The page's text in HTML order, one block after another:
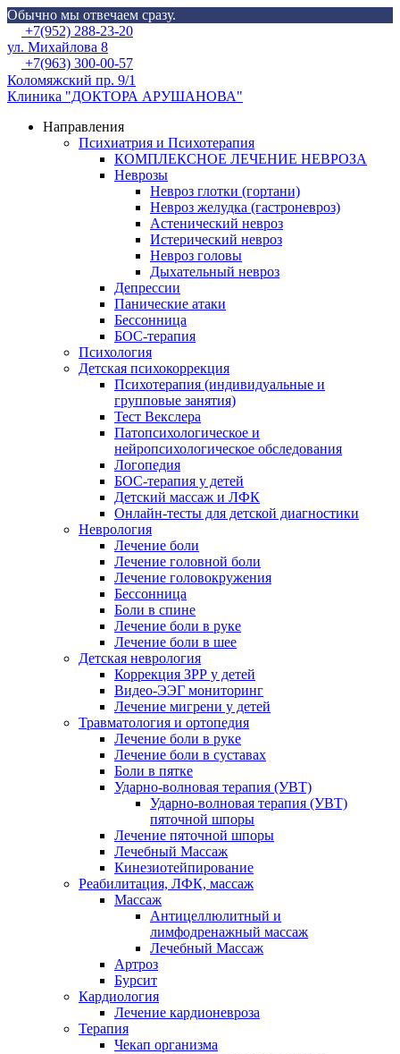
Обычно мы отвечаем сразу.
Skip
to
content
Menu+7(952) 288-23-20
ул. Михайлова 8
+7(963) 300-00-57
Коломяжский пр. 9/1
Клиника "ДОКТОРА АРУШАНОВА"
Направления
Психиатрия и Психотерапия
КОМПЛЕКСНОЕ ЛЕЧЕНИЕ НЕВРОЗА
Неврозы
Невроз глотки (гортани)
Невроз желудка (гастроневроз)
Астенический невроз
Истерический невроз
Невроз головы
Дыхательный невроз
Депрессии
Панические атаки
Бессонница
БОС-терапия
Психология
Детская психокоррекция
Психотерапия (индивидуальные и
групповые занятия)
Тест Векслера
Патопсихологическое и
нейропсихологическое обследования
Логопедия
БОС-терапия у детей
Детский массаж и ЛФК
Онлайн-тесты для детской диагностики
Неврология
Лечение боли
Лечение головной боли
Лечение головокружения
Бессонница
Боли в спине
Лечение боли в руке
Лечение боли в шее
Детская неврология
Коррекция ЗРР у детей
Видео-ЭЭГ мониторинг
Лечение мигрени у детей
Травматология и ортопедия
Лечение боли в руке
Лечение боли в суставах
Боли в пятке
Ударно-волновая терапия (УВТ)
Ударно-волновая терапия (УВТ)
пяточной шпоры
Лечение пяточной шпоры
Лечебный Массаж
Кинезиотейпирование
Реабилитация, ЛФК, массаж
Массаж
Антицеллюлитный и
лимфодренажный массаж
Лечебный Массаж
Артроз
Бурсит
Кардиология
Лечение кардионевроза
Терапия
Чекап организма